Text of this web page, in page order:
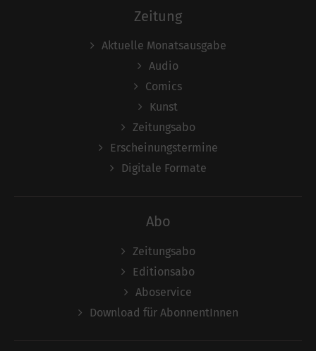
Zeitung
Aktuelle Monatsausgabe
Audio
Comics
Kunst
Zeitungsabo
Erscheinungstermine
Digitale Formate
Abo
Zeitungsabo
Editionsabo
Aboservice
Download für AbonnentInnen